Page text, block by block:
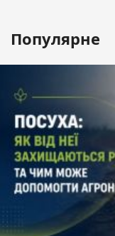
Популярне